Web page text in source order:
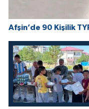
Afşin’de 90 Kişilik